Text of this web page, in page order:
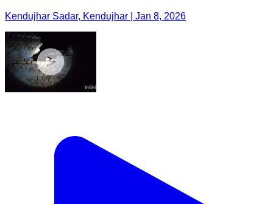
Kendujhar Sadar, Kendujhar | Jan 8, 2026